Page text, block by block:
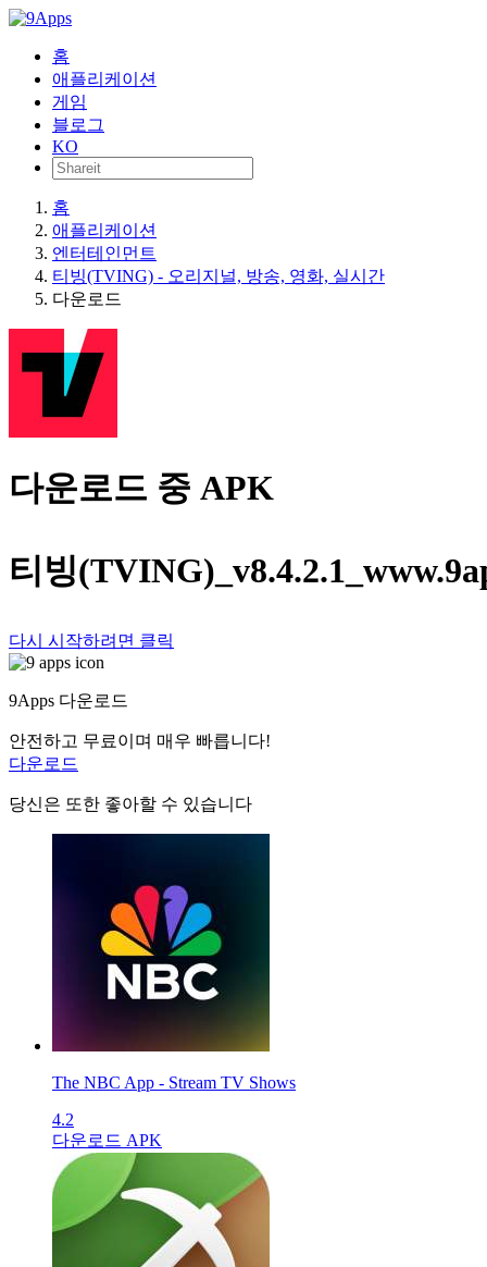
홈
애플리케이션
게임
블로그
KO
홈
애플리케이션
엔터테인먼트
티빙(TVING) - 오리지널, 방송, 영화, 실시간
다운로드
다운로드 중 APK
티빙
다시 시작하려면 클릭
9Apps 다운로드
안전하고 무료이며 매우 빠릅니다!
다운로드
당신은 또한 좋아할 수 있습니다
The NBC App - Stream TV Shows
4.2
다운로드 APK